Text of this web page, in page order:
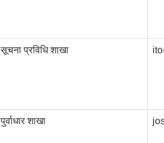
सूचना प्रविधि शाखा
पुर्वाधार शाखा